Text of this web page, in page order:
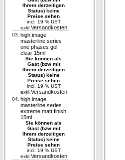
Ihrem derzeitigen
Status) keine
Preise sehen
incl. 19 % UST
exkl. Versandkosten
03. high image
masterline series
one phases gel
clear 15ml
Sie können als
Gast (bzw mit
Ihrem derzeitigen
Status) keine
Preise sehen
incl. 19 % UST
exkl. Versandkosten
04. high image
masterline series
extreme matt finish
15ml
Sie können als
Gast (bzw mit
Ihrem derzeitigen
Status) keine
Preise sehen
incl. 19 % UST
exkl. Versandkosten